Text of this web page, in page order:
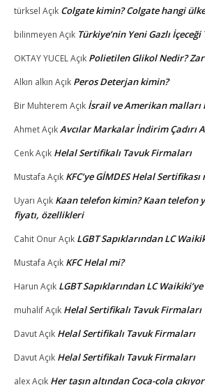
türksel Açık Colgate kimin? Colgate hangi
bilinmeyen Açık Türkiye’nin Yeni Gazlı İçeceği
OKTAY YUCELAçık Polietilen Glikol Nedir?
Alkın alkın Açık Peros Deterjan kimin?
Bir Muhterem Açık İsrail ve Amerikan malları
AhmetAçıkAvcılar Markalar İndirim Çadırı
CenkAçık Helal Sertifikalı Tavuk Firmaları
Mustafa Açık KFC’ye GİMDES Helal
Uyarı Açık Kaan telefon kimin? Kaan telefon
fiyatı, özellikleri
Cahit OnurAçık LGBT Sapıklarından LC
Mustafa Açık KFC Helal mi?
Harun Açık LGBT Sapıklarından LC Waikiki’ye
muhalifAçık Helal Sertifikalı Tavuk Firmaları
DavutAçık Helal Sertifikalı Tavuk Firmaları
DavutAçık Helal Sertifikalı Tavuk Firmaları
alexAçık Her taşın altından Coca-cola çıkıyor